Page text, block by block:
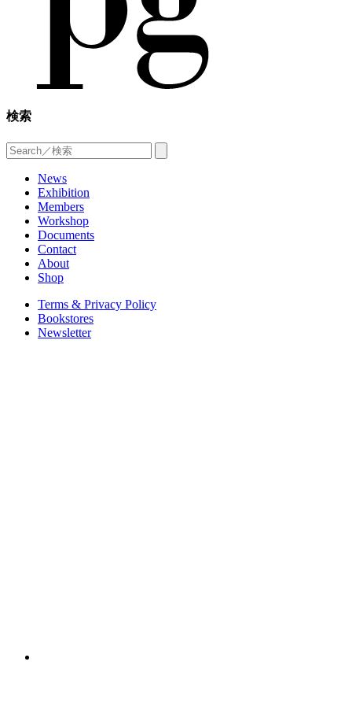
検索
News
Exhibition
Members
Workshop
Documents
Contact
About
Shop
Terms & Privacy Policy
Bookstores
Newsletter